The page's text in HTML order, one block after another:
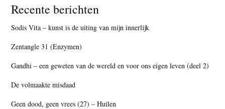
Recente berichten
Sodis Vita – kunst is de uiting van mijn innerlijk
Zentangle 31 (Enzymen)
Gandhi – een geweten van de wereld en voor ons eigen leven (deel 2)
De volmaakte misdaad
Geen dood, geen vrees (27) – Huilen